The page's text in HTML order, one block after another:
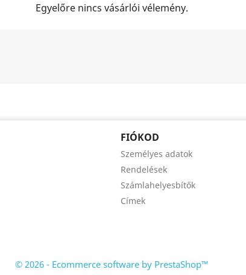
Egyelőre nincs vásárlói vélemény.
FIÓKOD
Személyes adatok
Rendelések
Számlahelyesbítők
Címek
© 2026 - Ecommerce software by PrestaShop™